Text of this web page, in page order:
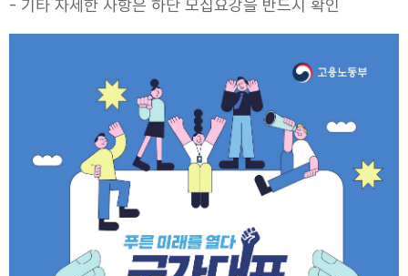
- 기타 자세한 사항은 하단 모집요강을 반드시 확인